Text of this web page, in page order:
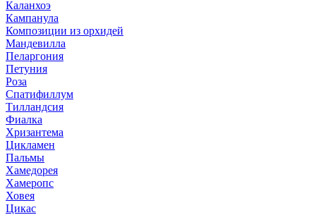
Каланхоэ
Кампанула
Композиции из орхидей
Мандевилла
Пеларгония
Петуния
Роза
Спатифиллум
Тилландсия
Фиалка
Хризантема
Цикламен
Пальмы
Хамедорея
Хамеропс
Ховея
Цикас